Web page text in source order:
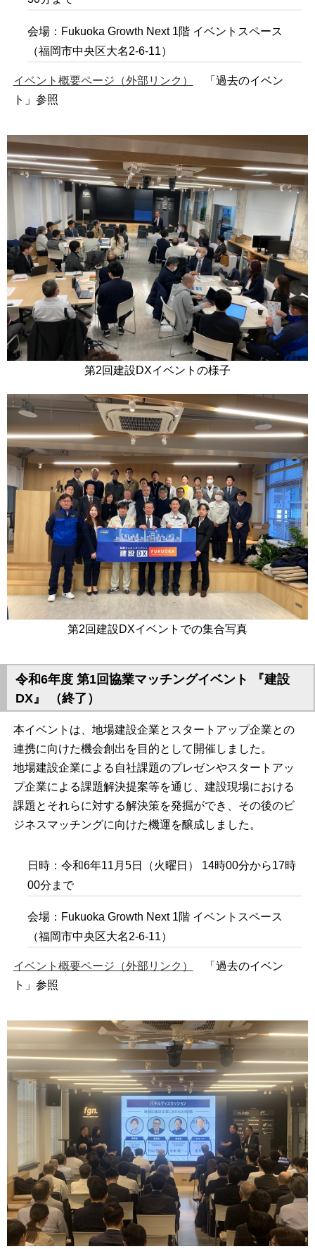
会場：Fukuoka Growth Next 1階 イベントスペース
（福岡市中央区大名2-6-11）
イベント概要ページ（外部リンク）
「過去のイベン
ト」参照
第2回建設DXイベントの様子
第2回建設DXイベントでの集合写真
令和6年度 第1回協業マッチングイベント 『建設
DX』 （終了）
本イベントは、地場建設企業とスタートアップ企業との
連携に向けた機会創出を目的として開催しました。
地場建設企業による自社課題のプレゼンやスタートアッ
プ企業による課題解決提案等を通じ、建設現場における
課題とそれらに対する解決策を発掘ができ、その後のビ
ジネスマッチングに向けた機運を醸成しました。
日時：令和6年11月5日（火曜日） 14時00分から17時
00分まで
会場：Fukuoka Growth Next 1階 イベントスペース
（福岡市中央区大名2-6-11）
イベント概要ページ（外部リンク）
「過去のイベン
ト」参照